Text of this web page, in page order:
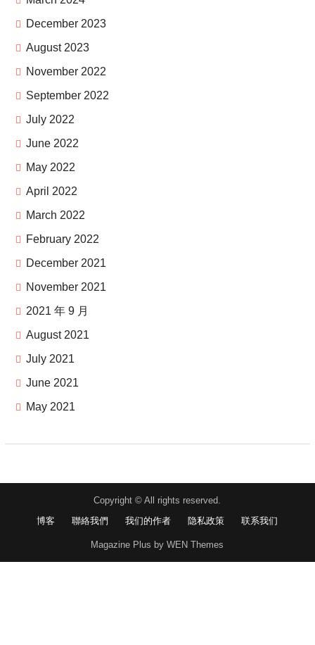
December 2023
August 2023
November 2022
September 2022
July 2022
June 2022
May 2022
April 2022
March 2022
February 2022
December 2021
November 2021
2021 年 9 月
August 2021
July 2021
June 2021
May 2021
Copyright © All rights reserved.
博客
聯絡我們 我们的作者 隐私政策 联系我们
Magazine Plus by WEN Themes